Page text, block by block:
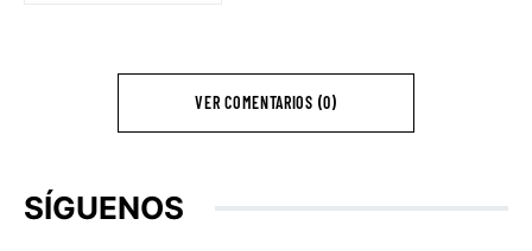
VER COMENTARIOS (0)
SÍGUENOS